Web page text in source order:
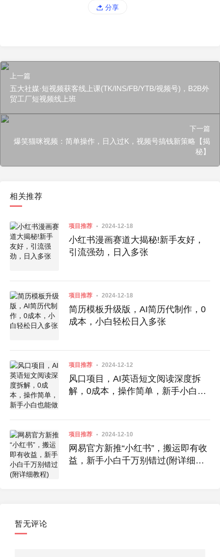
分享
上一篇
五大社媒·短视频获客线上课(TK/INS/FB/YTB/视频号)，B2B外
贸工厂短视频线上班
下一篇
爆笑猫咪视频：简单操作，日入过K，视频号搞钱新策略【揭
秘】
相关推荐
项目推荐 2024-12-18
小红书漫画赛道大揭秘!新手友好，
引流强劲，日入多张
项目推荐 2024-12-18
简历模板升级版，AI简历代制作，0
成本，小白轻松日入多张
项目推荐 2024-12-12
风口项目，AI英语短文阅读深度拆
解，0成本，操作简单，新手小白也
项目推荐 2024-12-10
网易官方新推“小红书”，搬运即有收
益，新手小白千万别错过(附详细教
暂无评论